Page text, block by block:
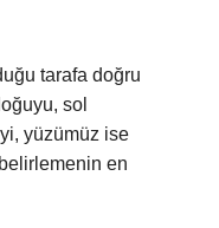
tarafa doğru
sol
yüzümüz ise
en